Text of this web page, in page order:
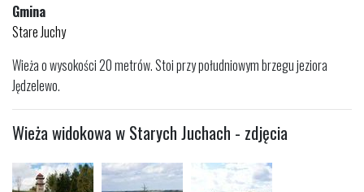
Gmina
Stare Juchy
Wieża o wysokości 20 metrów. Stoi przy południowym brzegu jeziora
Jędzelewo.
Wieża widokowa w Starych Juchach - zdjęcia